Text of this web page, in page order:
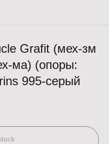
Grafit (мех-зм
ма) (опоры:
995-серый